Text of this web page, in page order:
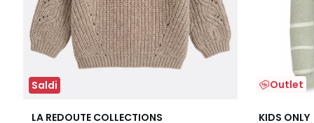
Saldi
LA REDOUTE COLLECTIONS
4,9
2
Outlet
KIDS ONLY
2